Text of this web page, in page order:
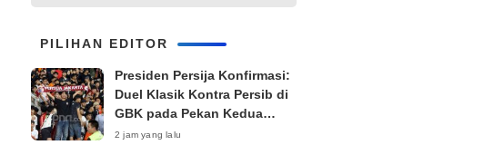
PILIHAN EDITOR
Presiden Persija Konfirmasi:
Duel Klasik Kontra Persib di
GBK pada Pekan Kedua
Super League
2 jam yang lalu